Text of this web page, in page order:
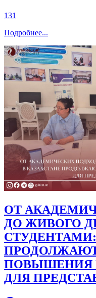
131
Подробнее...
ОТ
ДО ЖИВОГО
ПОВЫШЕНИЯ
ДЛЯ